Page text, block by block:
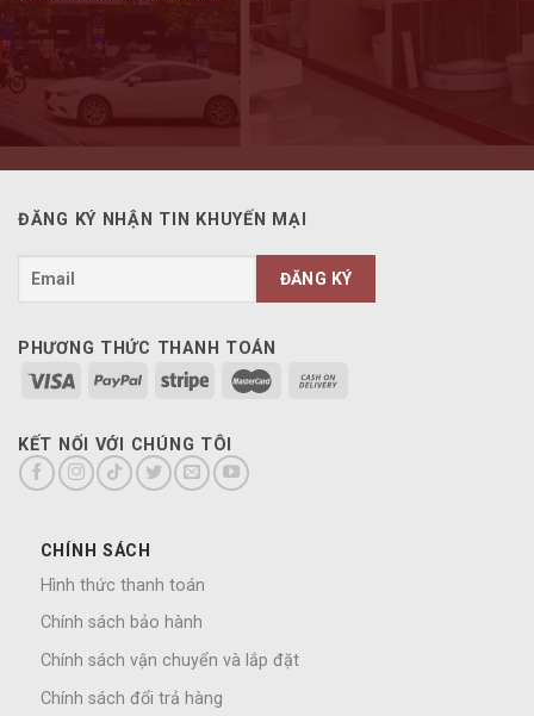
ĐĂNG KÝ NHẬN TIN KHUYẾN MẠI
PHƯƠNG THỨC THANH TOÁN
KẾT NỐI VỚI CHÚNG TÔI
CHÍNH SÁCH
Hình thức thanh toán
Chính sách bảo hành
Chính sách vận chuyển và lắp đặt
Chính sách đổi trả hàng